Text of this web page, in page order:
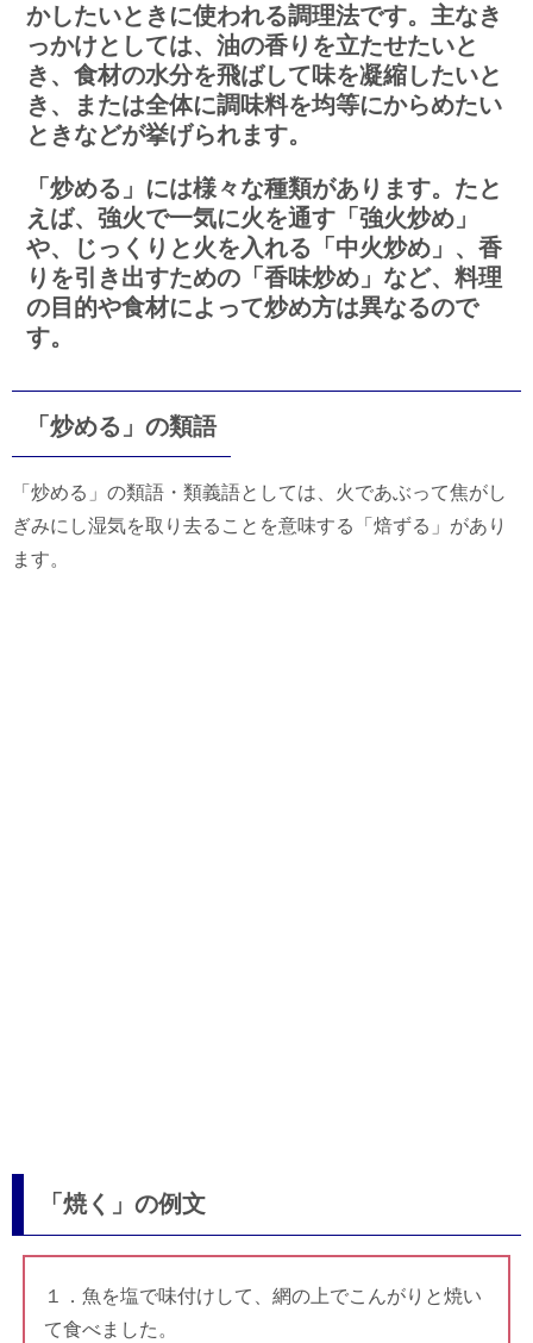
かしたいときに使われる調理法です。主なき
っかけとしては、油の香りを立たせたいと
き、食材の水分を飛ばして味を凝縮したいと
き、または全体に調味料を均等にからめたい
ときなどが挙げられます。
「炒める」には様々な種類があります。たと
えば、強火で一気に火を通す「強火炒め」
や、じっくりと火を入れる「中火炒め」、香
りを引き出すための「香味炒め」など、料理
の目的や食材によって炒め方は異なるので
す。
「炒める」の類語
「炒める」の類語・類義語としては、火であぶって焦がし
ぎみにし湿気を取り去ることを意味する「焙ずる」があり
ます。
「焼く」の例文
１．魚を塩で味付けして、網の上でこんがりと焼い
て食べました。